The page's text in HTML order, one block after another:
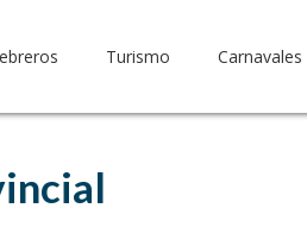
Turismo Carnavales